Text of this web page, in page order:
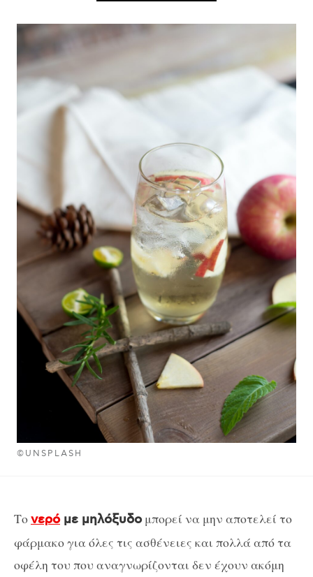
©UNSPLASH
Τονερόμε μηλόξυδομπορεί να μην αποτελεί το
φάρμακο για όλες τις ασθένειες και πολλά από τα
οφέλη του που αναγνωρίζονται δεν έχουν ακόμη